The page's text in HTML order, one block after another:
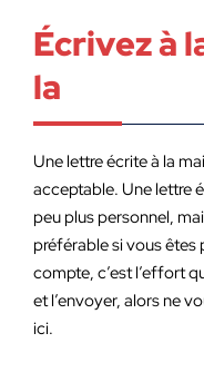
Écrivez à
la
Une lettre écrite à la
acceptable. Une lettre
peu plus personnel,
préférable si vous êtes
compte, c’est l’effort
et l’envoyer, alors ne
ici.